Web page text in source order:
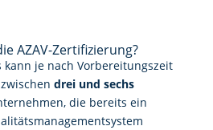
AZAV-Zertifizierung?
kann je nach Vorbereitungszeit
drei und sechs
die bereits ein